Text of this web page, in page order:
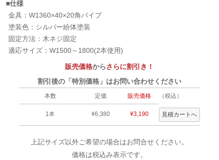
■仕様
金具：W1360×40×20角パイプ
塗装色：シルバー紛体塗装
固定方法：木ネジ固定
適応サイズ：W1500～1800(2本使用)
販売価格からさらに割引き！
割引後の「特別価格」はお問い合わせください
本数 定価 販売価格 （税込）
1本 ¥6,380 ¥3,190
上記サイズ以外ご希望の場合はお問合せください。
価格は税込み表示です。